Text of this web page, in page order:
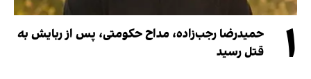
۱
حمیدرضا رجب‌زاده، مداح حکومتی، پس از ربایش به
قتل رسید